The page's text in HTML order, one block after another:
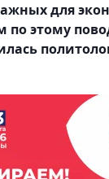
для
этому